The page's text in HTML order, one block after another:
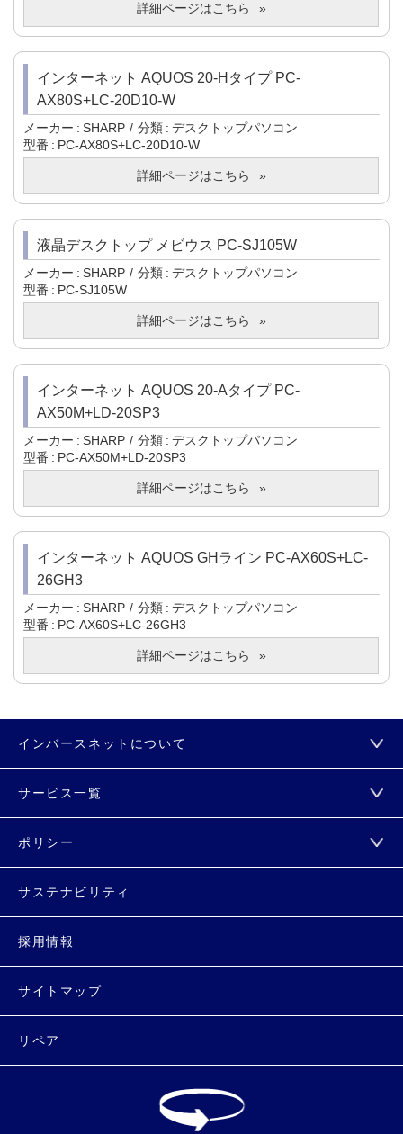
詳細ページはこちら
インターネット AQUOS 20-Hタイプ PC-
AX80S+LC-20D10-W
メーカー SHARP 分類
デスクトップパソコン
型番
PC-AX80S+LC-20D10-W
詳細ページはこちら
液晶デスクトップ メビウス PC-SJ105W
メーカー SHARP 分類
デスクトップパソコン
型番
PC-SJ105W
詳細ページはこちら
インターネット AQUOS 20-Aタイプ PC-
AX50M+LD-20SP3
メーカー SHARP 分類
デスクトップパソコン
型番
PC-AX50M+LD-20SP3
詳細ページはこちら
インターネット AQUOS GHライン PC-AX60S+LC-
26GH3
メーカー SHARP 分類
デスクトップパソコン
型番
PC-AX60S+LC-26GH3
詳細ページはこちら
インバースネットについて
サービス一覧
ポリシー
サステナビリティ
採用情報
サイトマップ
リペア